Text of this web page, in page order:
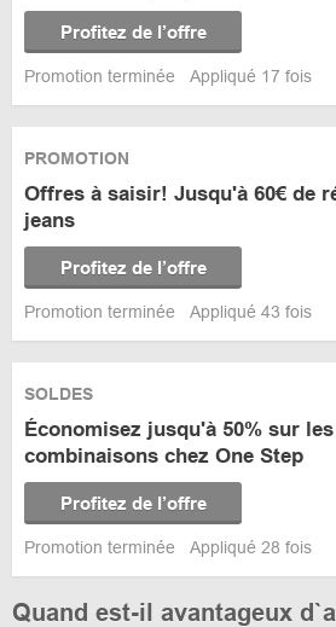
Profitez de l’offre
Promotion terminée Appliqué 17 fois
PROMOTION
Offres à saisir! Jusqu'à 60€ de
jeans
Profitez de l’offre
Promotion terminée Appliqué 43 fois
SOLDES
Économisez jusqu'à 50% sur
combinaisons chez One Step
Profitez de l’offre
Promotion terminée Appliqué 28 fois
Quand est-il avantageux